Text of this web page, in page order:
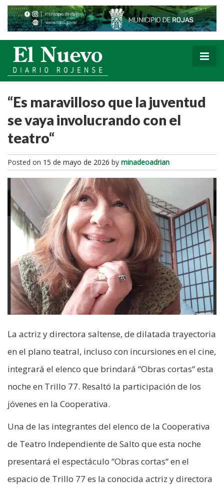
“Es maravilloso que la juventud
se vaya involucrando con el
teatro“
Posted on 15 de mayo de 2026 by minadeoadrian
La actriz y directora saltense, de dilatada trayectoria
en el plano teatral, incluso con incursiones en el cine,
integrará el elenco que brindará “Obras cortas“ esta
noche en Trillo 77. Resaltó la participación de los
jóvenes en la Cooperativa.
Una de las integrantes del elenco de la Cooperativa
de Teatro Independiente de Salto que esta noche
presentará el espectáculo “Obras cortas“ en el
espacio de Trillo 77 es la conocida actriz y directora